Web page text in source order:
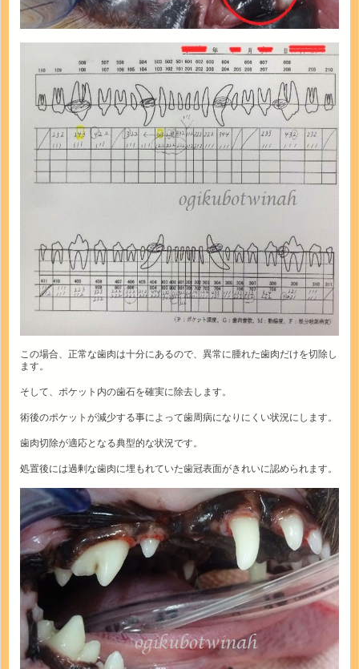
この場合、正常な歯肉は十分にあるので、異常に腫れた歯肉だけを切除し
ます。
そして、ポケット内の歯石を確実に除去します。
術後のポケットが減少する事によって歯周病になりにくい状況にします。
歯肉切除が適応となる典型的な状況です。
処置後には過剰な歯肉に埋もれていた歯冠表面がきれいに認められます。